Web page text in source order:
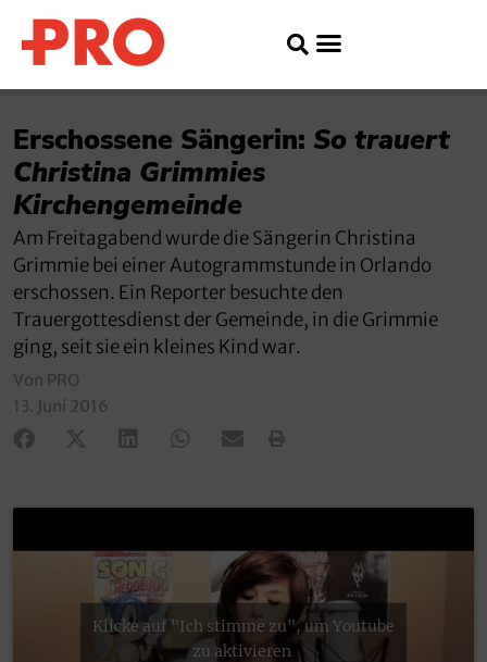
Erschossene Sängerin: So trauert
Christina Grimmies
Kirchengemeinde
Am Freitagabend wurde die Sängerin Christina
Grimmie bei einer Autogrammstunde in Orlando
erschossen. Ein Reporter besuchte den
Trauergottesdienst der Gemeinde, in die Grimmie
ging, seit sie ein kleines Kind war.
Von PRO
13. Juni 2016
Klicke auf "Ich stimme zu", um Youtube
zu aktivieren